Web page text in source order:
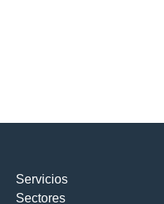
Servicios
Sectores